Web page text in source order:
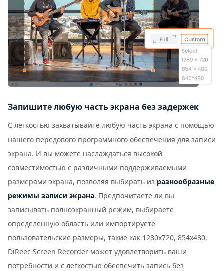
Запишите любую часть экрана без задержек
С легкостью захватывайте любую часть экрана с помощью
нашего передового программного обеспечения для записи
экрана. И вы можете наслаждаться высокой
совместимостью с различными поддерживаемыми
размерами экрана, позволяя выбирать из разнообразные
режимы записи экрана. Предпочитаете ли вы
записывать полноэкранный режим, выбираете
определенную область или импортируете
пользовательские размеры, такие как 1280x720, 854x480,
DiReec Screen Recorder может удовлетворить ваши
потребности и с легкостью обеспечить запись без